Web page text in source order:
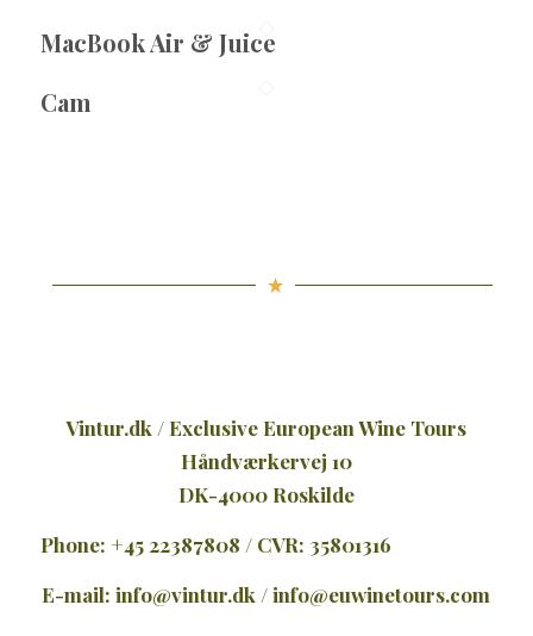
MacBook Air & Juice
Cam
Vintur.dk / Exclusive European Wine Tours
Håndværkervej 10
DK-4000 Roskilde
Phone: +45 22387808 / CVR: 35801316
E-mail:info@vintur.dk/info@euwinetours.com